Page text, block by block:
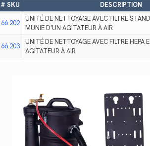
# SKU
DESCRIPTION
66.202
UNITÉ DE NETTOYAGE AVEC FILTRE
MUNIE D’UN AGITATEUR À AIR
66.203
UNITÉ DE NETTOYAGE AVEC FILTRE HEPA
AGITATEUR À AIR